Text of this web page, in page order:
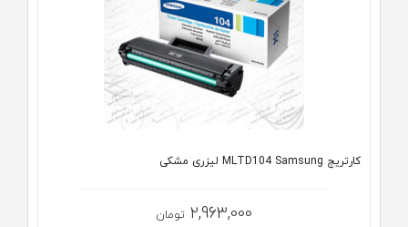
کارتریج MLTD104 Samsung لیزری مشکی
2,963,000 تومان